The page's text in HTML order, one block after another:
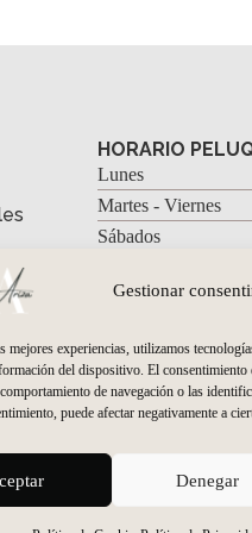
Gestionar
mejores experiencias, utilizamos
del dispositivo. El
de navegación o las
puede afectar negativamente a
Denegar
HORARIO
Lunes
Martes - Viernes
Sábados
HORARIO
Sábados